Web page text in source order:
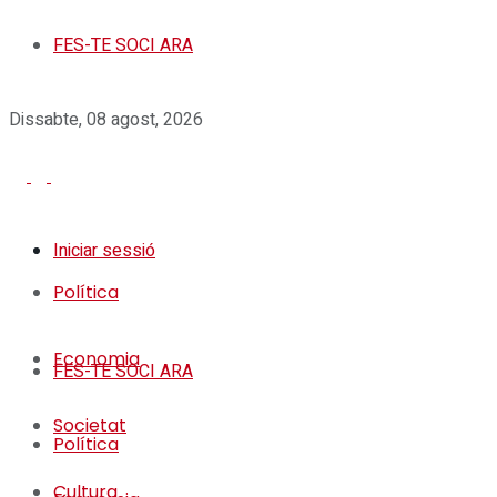
FES-TE SOCI ARA
Dissabte, 08 agost, 2026
Iniciar sessió
Política
Economia
Societat
FES-TE SOCI ARA
Política